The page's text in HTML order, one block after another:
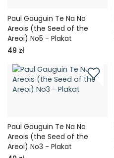
Paul Gauguin Te Na No
Areois (the Seed of the
Areoi) No5 - Plakat
49 zł
Paul Gauguin Te Na No
Areois (the Seed of the
Areoi) No3 - Plakat